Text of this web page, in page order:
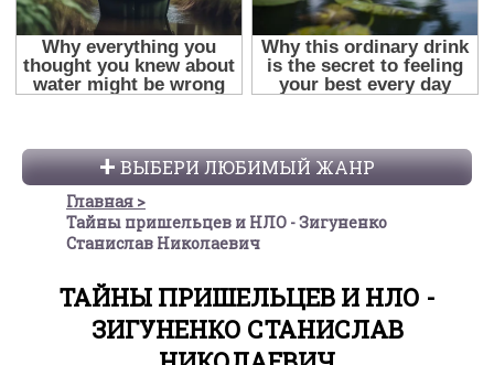
ВЫБЕРИ ЛЮБИМЫЙ ЖАНР
Главная
Тайны пришельцев и НЛО - Зигуненко
Станислав Николаевич
ТАЙНЫ ПРИШЕЛЬЦЕВ И НЛО -
ЗИГУНЕНКО СТАНИСЛАВ